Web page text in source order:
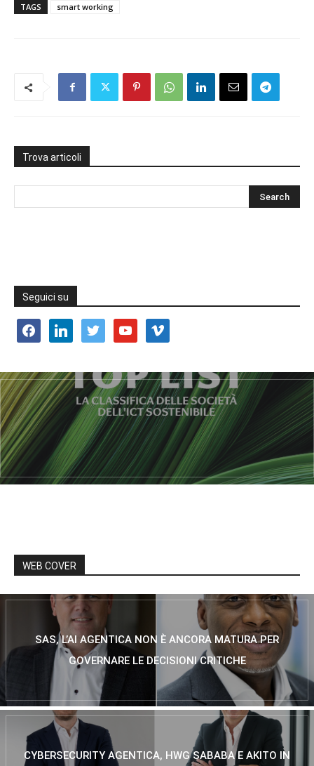
TAGS smart working
Trova articoli
Seguici su
facebooklinkedin twitter youtube vimeo
WEB COVER
SAS, L’AI AGENTICA NON È ANCORA MATURA PER
GOVERNARE LE DECISIONI CRITICHE
CYBERSECURITY AGENTICA, HWG SABABA E AKITO IN